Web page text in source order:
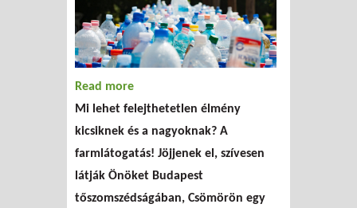
Read more
bemutató-gazdaság
Mi lehet felejthetetlen élmény
kicsiknek és a nagyoknak? A
farmlátogatás! Jöjjenek el, szívesen
látják Önöket Budapest
tőszomszédságában, Csömörön egy